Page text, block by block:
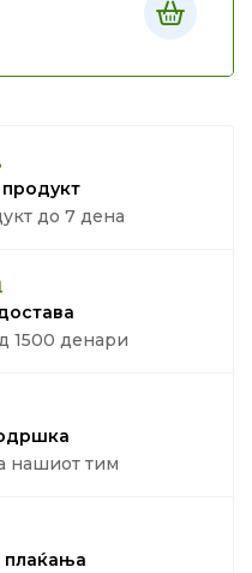
до 7 дена
1500 денари
нашиот тим